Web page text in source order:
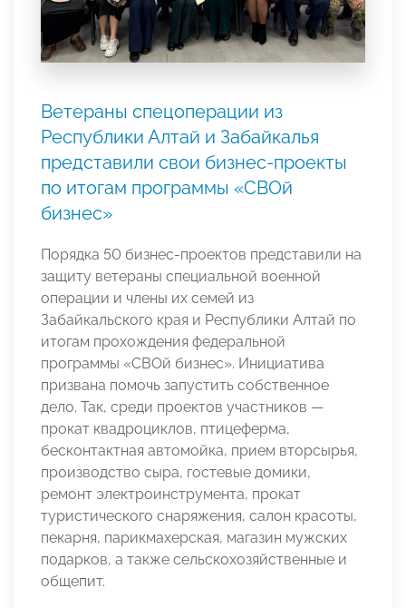
Ветераны спецоперации из
Республики Алтай и Забайкалья
представили свои бизнес-проекты
по итогам программы «СВОй
бизнес»
Порядка 50 бизнес-проектов представили на
защиту ветераны специальной военной
операции и члены их семей из
Забайкальского края и Республики Алтай по
итогам прохождения федеральной
программы «СВОй бизнес». Инициатива
призвана помочь запустить собственное
дело. Так, среди проектов участников —
прокат квадроциклов, птицеферма,
бесконтактная автомойка, прием вторсырья,
производство сыра, гостевые домики,
ремонт электроинструмента, прокат
туристического снаряжения, салон красоты,
пекарня, парикмахерская, магазин мужских
подарков, а также сельскохозяйственные и
общепит.